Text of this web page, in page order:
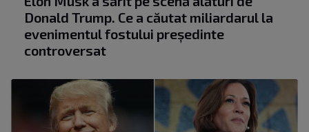
Donald Trump. Ce a căutat miliardarul la
evenimentul fostului președinte
controversat